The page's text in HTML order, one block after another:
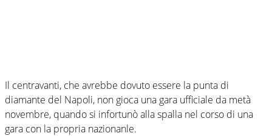
Il centravanti, che avrebbe dovuto essere la punta di
diamante del Napoli, non gioca una gara ufficiale da metà
novembre, quando si infortunò alla spalla nel corso di una
gara con la propria nazionanle.